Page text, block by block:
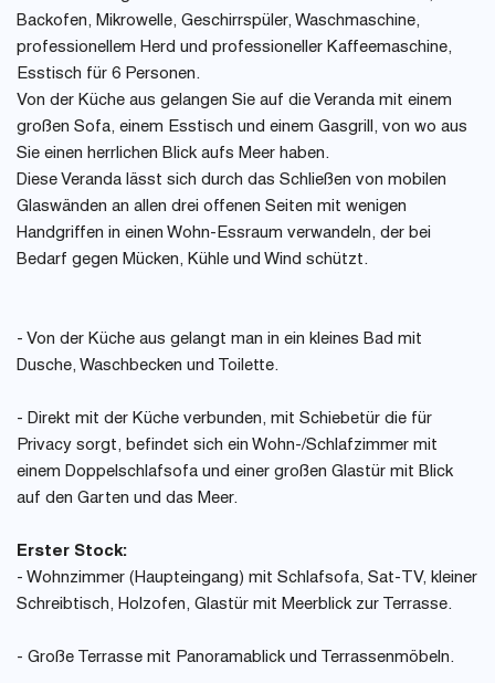
Backofen, Mikrowelle, Geschirrspüler, Waschmaschine,
professionellem Herd und professioneller Kaffeemaschine,
Esstisch für 6 Personen.
Von der Küche aus gelangen Sie auf die Veranda mit einem
großen Sofa, einem Esstisch und einem Gasgrill, von wo aus
Sie einen herrlichen Blick aufs Meer haben.
Diese Veranda lässt sich durch das Schließen von mobilen
Glaswänden an allen drei offenen Seiten mit wenigen
Handgriffen in einen Wohn-Essraum verwandeln, der bei
Bedarf gegen Mücken, Kühle und Wind schützt.
- Von der Küche aus gelangt man in ein kleines Bad mit
Dusche, Waschbecken und Toilette.
- Direkt mit der Küche verbunden, mit Schiebetür die für
Privacy sorgt, befindet sich ein Wohn-/Schlafzimmer mit
einem Doppelschlafsofa und einer großen Glastür mit Blick
auf den Garten und das Meer.
Erster Stock:
- Wohnzimmer (Haupteingang) mit Schlafsofa, Sat-TV, kleiner
Schreibtisch, Holzofen, Glastür mit Meerblick zur Terrasse.
- Große Terrasse mit Panoramablick und Terrassenmöbeln.